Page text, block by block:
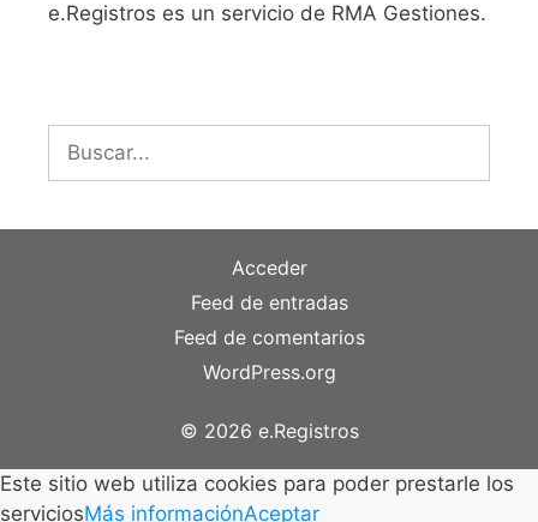
e.Registros es un servicio de RMA Gestiones.
Buscar:
Acceder
Feed de entradas
Feed de comentarios
WordPress.org
© 2026 e.Registros
Este sitio web utiliza cookies para poder prestarle los
serviciosMás informaciónAceptar